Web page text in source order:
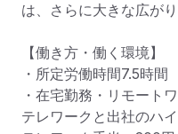
は、さらに大きな広が
【働き方・働く環境】
・所定労働時間7.5時間
・在宅勤務・リモート
テレワークと出社のハ